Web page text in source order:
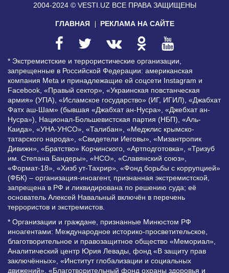
2004-2024 © VESTI.UZ ВСЕ ПРАВА ЗАЩИЩЕНЫ
ГЛАВНАЯ РЕКЛАМА НА САЙТЕ
* Экстремистские и террористические организации,
запрещенные в Российской Федерации: американская
компания Meta и принадлежащие ей соцсети Instagram и
Facebook, «Правый сектор», «Украинская повстанческая
армия» (УПА), «Исламское государство» (ИГ, ИГИЛ), «Джабхат
Фатх аш-Шам» (бывшая «Джабхат ан-Нусра», «Джебхат ан-
Нусра»), Национал-Большевистская партия (НБП), «Аль-
Каида», «УНА-УНСО», «Талибан», «Меджлис крымско-
татарского народа», «Свидетели Иеговы», «Мизантропик
Дивижн», «Братство» Корчинского, «Артподготовка», «Тризуб
им. Степана Бандеры», «НСО», «Славянский союз»,
«Формат-18», «Хизб ут-Тахрир», «Фонд борьбы с коррупцией»
(ФБК) – организация-иноагент, признанная экстремистской,
запрещена в РФ и ликвидирована по решению суда; её
основатель Алексей Навальный включён в перечень
террористов и экстремистов.
* Организации и граждане, признанные Минюстом РФ
иноагентами: Международное историко-просветительское,
благотворительное и правозащитное общество «Мемориал»,
Аналитический центр Юрия Левады, фонд «В защиту прав
заключённых», «Институт глобализации и социальных
движений», «Благотворительный фонд охраны здоровья и